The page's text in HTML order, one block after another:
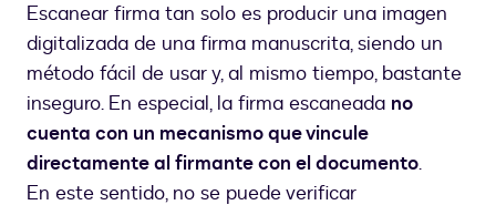
Escanear firma tan solo es producir una imagen
digitalizada de una firma manuscrita, siendo un
método fácil de usar y, al mismo tiempo, bastante
inseguro. En especial, la firma escaneada no
cuenta con un mecanismo que vincule
directamente al firmante con el documento.
En este sentido, no se puede verificar